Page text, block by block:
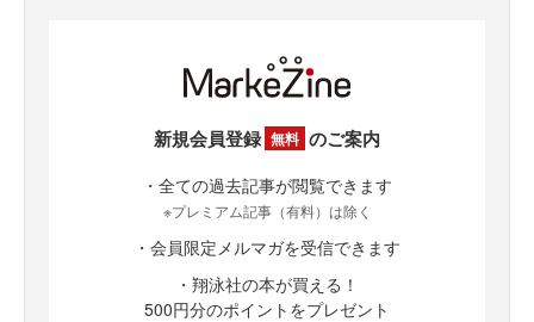
新規会員登録 無料 のご案内
・全ての過去記事が閲覧できます
※プレミアム記事（有料）は除く
・会員限定メルマガを受信できます
・翔泳社の本が買える！
500円分のポイントをプレゼント